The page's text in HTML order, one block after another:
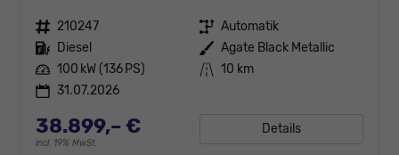
Fahrzeugnr. 210247 Getriebe Automatik
Kraftstoff Diesel Außenfarbe Agate Black Metallic
Leistung 100 kW (136 PS) Kilometerstand 10 km
31.07.2026
38.899,– €
incl. 19% MwSt.
Details